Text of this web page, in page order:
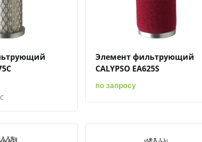
Элемент фильтрующий
CALYPSO EA625S
по запросу